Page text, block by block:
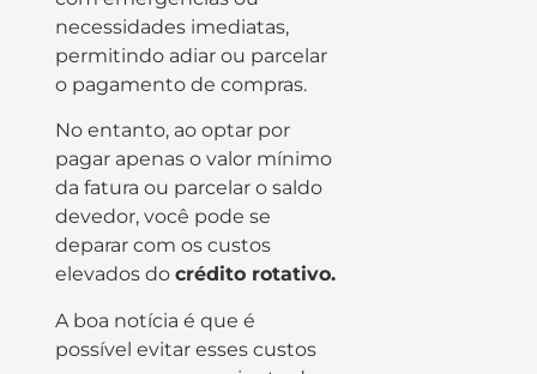
necessidades imediatas,
permitindo adiar ou parcelar
o pagamento de compras.
No entanto, ao optar por
pagar apenas o valor mínimo
da fatura ou parcelar o saldo
devedor, você pode se
deparar com os custos
elevados do crédito rotativo.
A boa notícia é que é
possível evitar esses custos